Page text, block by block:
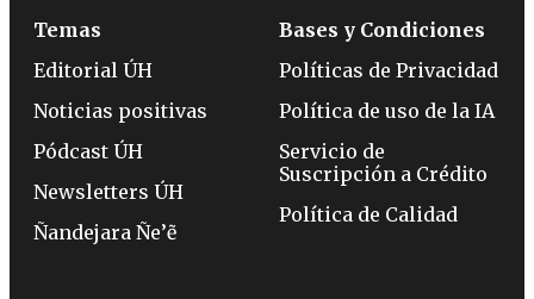
Temas
Editorial ÚH
Noticias positivas
Pódcast ÚH
Newsletters ÚH
Ñandejara Ñe’ẽ
Bases y Condiciones
Políticas de Privacidad
Política de uso de la IA
Servicio de
Suscripción a Crédito
Política de Calidad